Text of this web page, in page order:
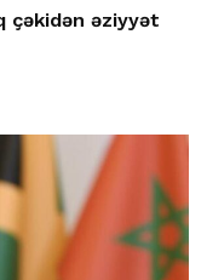
çəkidən əziyyət